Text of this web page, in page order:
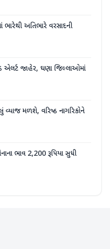
અતિભારે વરસાદની
એલર્ટ જાહેર, ઘણા જિલ્લાઓમાં
વ્યાજ મળશે, વરિષ્ઠ નાગરિકોને
ભાવ 2,200 રૂપિયા સુધી